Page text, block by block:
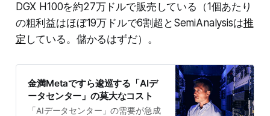
DGX H100を約27万ドルで販売している（1個あたり
の粗利益はほぼ19万ドルで6割超とSemiAnalysisは推
定 している。儲かるはずだ）。
金満Metaですら逡巡する「AIデ
ータセンター」の莫大なコスト
「AIデータセンター」の需要が急成